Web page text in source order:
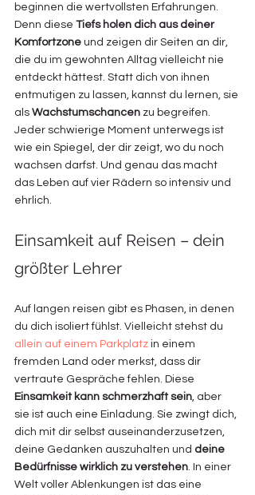
beginnen die wertvollsten Erfahrungen.
Denn diese Tiefs holen dich aus deiner
Komfortzone und zeigen dir Seiten an dir,
die du im gewohnten Alltag vielleicht nie
entdeckt hättest. Statt dich von ihnen
entmutigen zu lassen, kannst du lernen, sie
als Wachstumschancen zu begreifen.
Jeder schwierige Moment unterwegs ist
wie ein Spiegel, der dir zeigt, wo du noch
wachsen darfst. Und genau das macht
das Leben auf vier Rädern so intensiv und
ehrlich.
Einsamkeit auf Reisen – dein
größter Lehrer
Auf langen reisen gibt es Phasen, in denen
du dich isoliert fühlst. Vielleicht stehst du
allein auf einem Parkplatz in einem
fremden Land oder merkst, dass dir
vertraute Gespräche fehlen. Diese
Einsamkeit kann schmerzhaft sein , aber
sie ist auch eine Einladung. Sie zwingt dich,
dich mit dir selbst auseinanderzusetzen,
deine Gedanken auszuhalten und deine
Bedürfnisse wirklich zu verstehen . In einer
Welt voller Ablenkungen ist das eine